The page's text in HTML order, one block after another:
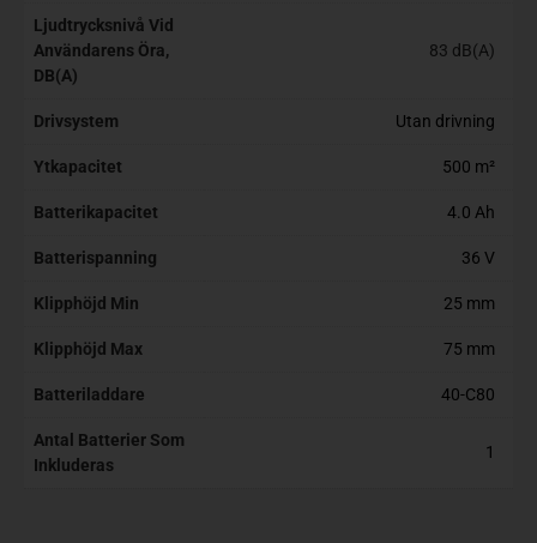
Ljudtrycksnivå Vid
Användarens Öra,
DB(A)
83 dB(A)
Drivsystem Utan drivning
Ytkapacitet 500 m²
Batterikapacitet 4.0 Ah
Batterispanning 36 V
Klipphöjd Min 25 mm
Klipphöjd Max 75 mm
Batteriladdare 40-C80
Antal Batterier Som
Inkluderas
1